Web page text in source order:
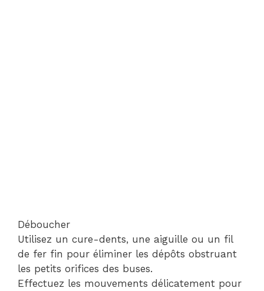
Déboucher
Utilisez un cure-dents, une aiguille ou un fil
de fer fin pour éliminer les dépôts obstruant
les petits orifices des buses.
Effectuez les mouvements délicatement pour